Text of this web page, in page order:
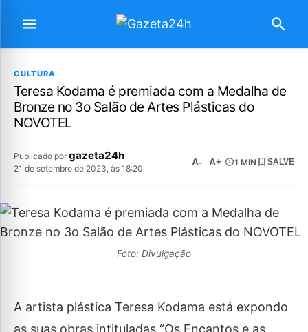
CULTURA
Teresa Kodama é premiada com a Medalha de
Bronze no 3o Salão de Artes Plásticas do
NOVOTEL
Publicado por gazeta24h
21 de setembro de 2023, às 18:20
A- A+ 1 MIN SALVE
Foto: Divulgação
A artista plástica Teresa Kodama está expondo
as suas obras intituladas “Os Encantos e as